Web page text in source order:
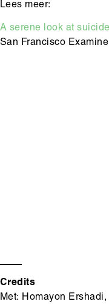
Lees meer:
A serene look at
San Francisco
Credits
Met: Homayon